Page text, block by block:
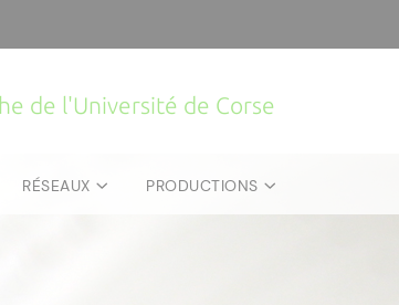
de l'Université de Corse
RÉSEAUX PRODUCTIONS